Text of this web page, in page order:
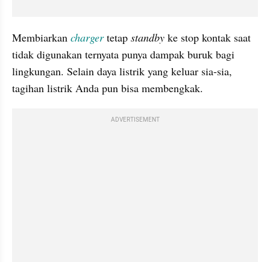
Membiarkan charger tetap standby ke stop kontak saat
tidak digunakan ternyata punya dampak buruk bagi
lingkungan. Selain daya listrik yang keluar sia-sia,
tagihan listrik Anda pun bisa membengkak.
ADVERTISEMENT